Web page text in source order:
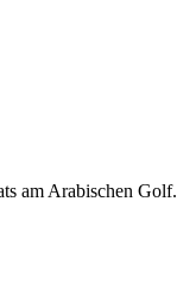
am Arabischen Golf.